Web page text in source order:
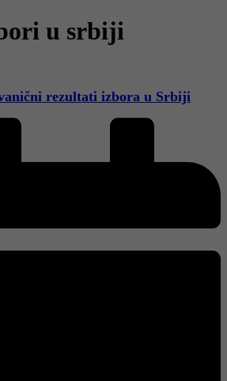
u srbiji
rezultati izbora u Srbiji